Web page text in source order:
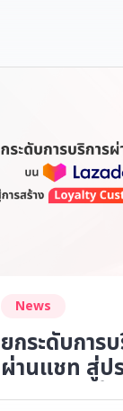
News
ยกระดับการ
ผ่านแชท สู่ป
Loyalty ได้